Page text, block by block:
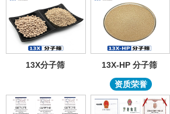
13X分子筛 13X-HP 分子筛
资质荣誉